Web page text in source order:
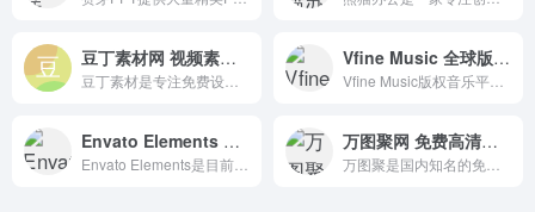
豆丁素材网 视频素材平面设计资源下载 Vfine Music 全球版权音乐素材
Envato Elements 全球最大的素材库,视频素材,免版权音乐素材无限下载 万图聚网 免费高清视频素材下载网站